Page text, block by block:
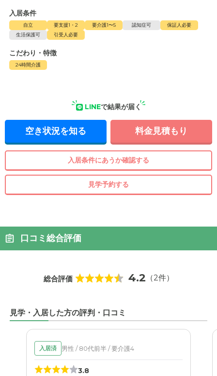
入居条件
自立 要支援1・2 要介護1〜5 認知症可
保証人必要
生活保護可
引受人必要
こだわり・特徴
24時間介護
LINEで結果が届く
空き状況を知る 料金見積もり
入居条件にあうか確認する
見学予約する
口コミ総合評価
総合評価 4.2 （2件）
見学・入居した方の評判・口コミ
入居済 男性 / 80代前半 / 要介護4
3.8